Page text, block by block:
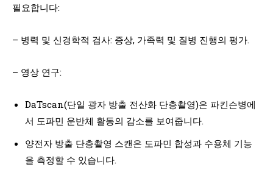
필요합니다:
– 병력 및 신경학적 검사: 증상, 가족력 및 질병 진행의 평가.
– 영상 연구:
DaTscan(단일 광자 방출 전산화 단층촬영)은 파킨슨병에
서 도파민 운반체 활동의 감소를 보여줍니다.
양전자 방출 단층촬영 스캔은 도파민 합성과 수용체 기능
을 측정할 수 있습니다.